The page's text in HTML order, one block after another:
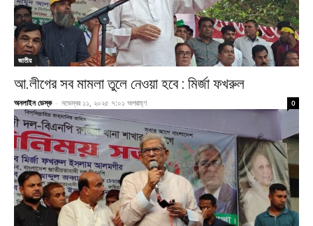
জাতীয়
আ.লীগের সব মামলা তুলে নেওয়া হবে : মির্জা ফখরুল
অনলাইন ডেস্ক - নভেম্বর ১১, ২০২৫ ৭:০১ অপরাহ্ণ 0